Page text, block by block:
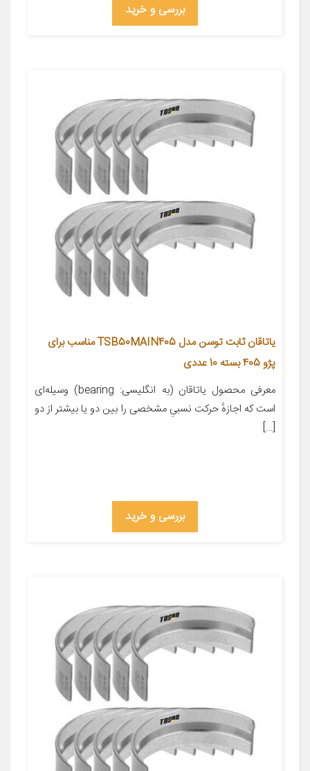
بررسی و خرید
یاتاقان ثابت توسن مدل TSB50MAIN405 مناسب برای
پژو 405 بسته 10 عددی
معرفی محصول یاتاقان (به انگلیسی: bearing) وسیله‌ای
است که اجازهٔ حرکت نسبیِ مشخصی را بین دو یا بیشتر از دو
[…]
بررسی و خرید